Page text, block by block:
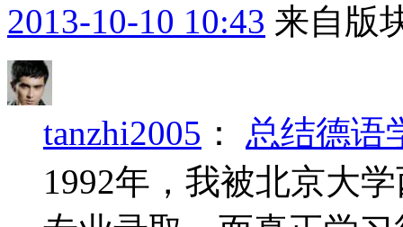
2013-10-10 10:43 来自版
tanzhi2005 ： 总结德语
1992年，我被北京大